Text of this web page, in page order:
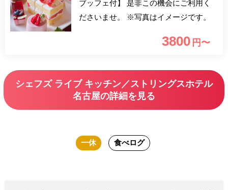
ブッフェ付】 是非この機会にご利用く
ださいませ。 ※写真はイメージです。
3800 円〜
シェフズ ライブ キッチン／ストリングスホテル
名古屋の詳細を見る
一休 食べログ